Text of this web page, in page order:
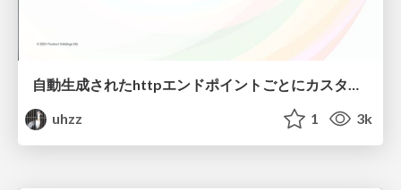
自動生成されたhttpエンドポイントごとにカスタムミドルウェアを挿入したい話
uhzz
1 3k